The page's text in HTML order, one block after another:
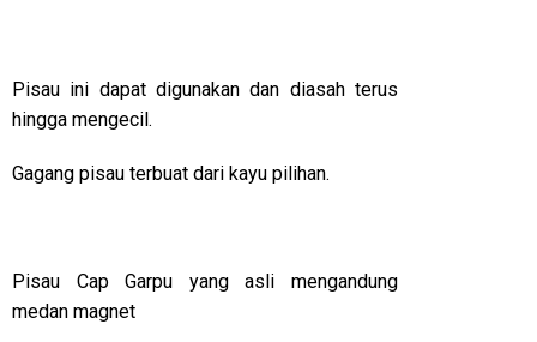
Pisau ini dapat digunakan dan diasah terus
hingga mengecil.
Gagang pisau terbuat dari kayu pilihan.
Pisau Cap Garpu yang asli mengandung
medan magnet